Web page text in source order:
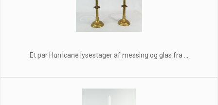
Et par Hurricane lysestager af messing og glas fra ...